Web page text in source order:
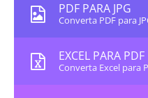
PDF PARA JPG
Converta PDF para
EXCEL PARA PDF
Converta Excel para